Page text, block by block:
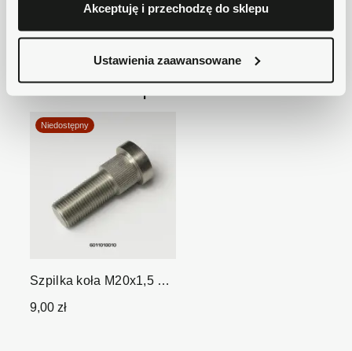
Akceptuję i przechodzę do sklepu
Ustawienia zaawansowane
Inni klienci kupowali również:
Niedostępny
Szpilka koła M20x1,5 L-
64mm
9,00 zł